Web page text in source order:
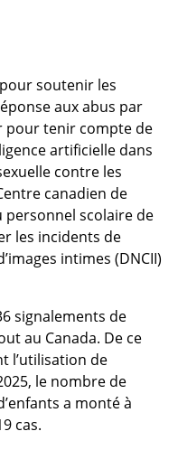
soutenir les
aux abus par
pour tenir compte de
artificielle dans
contre les
canadien de
personnel scolaire de
les incidents de
intimes (DNCII)
signalements de
au Canada. De ce
l’utilisation de
le nombre de
a monté à
cas.